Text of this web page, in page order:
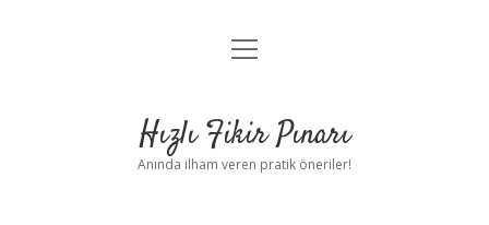
Anasayfa
Yasal Uyarı
menüyü
Hızlı Fikir Pınarı
Anında ilham veren pratik öneriler!